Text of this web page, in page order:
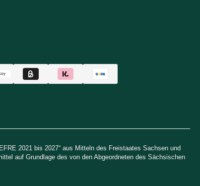
2021 bis 2027“ aus Mitteln des Freistaates Sachsen und
auf Grundlage des von den Abgeordneten des Sächsischen